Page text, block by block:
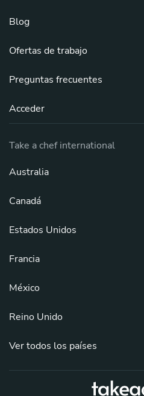
Blog
Ofertas de trabajo
Preguntas frecuentes
Acceder
Take a chef international
Australia
Canadá
Estados Unidos
Francia
México
Reino Unido
Ver todos los países